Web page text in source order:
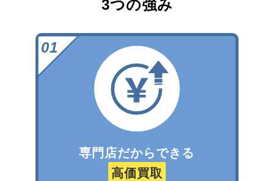
3つの強み
専門店だからできる
高価買取